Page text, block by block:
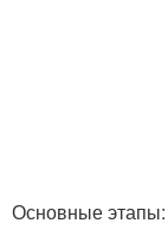
Основные этапы: